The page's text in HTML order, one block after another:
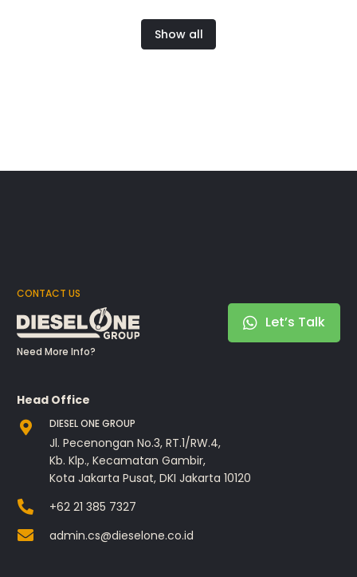
Show all
CONTACT US
Need More Info?
Let’s Talk
Head Office
DIESEL ONE GROUP
Jl. Pecenongan No.3, RT.1/RW.4,
Kb. Klp., Kecamatan Gambir,
Kota Jakarta Pusat, DKI Jakarta 10120
+62 21 385 7327
admin.cs@dieselone.co.id